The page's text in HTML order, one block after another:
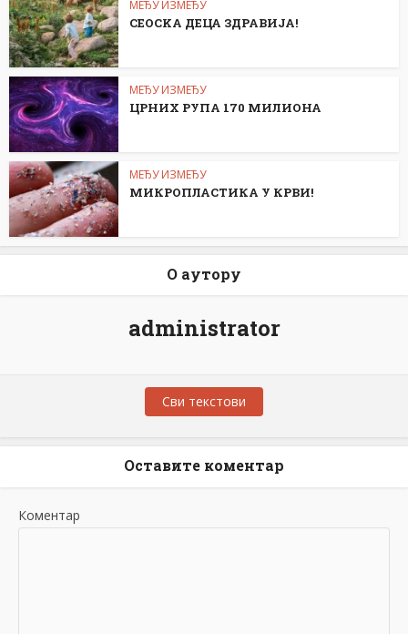
МЕЂУ ИЗМЕЂУ
СЕОСKА ДЕЦА ЗДРАВИЈА!
МЕЂУ ИЗМЕЂУ
ЦРНИХ РУПА 170 МИЛИОНА
МЕЂУ ИЗМЕЂУ
МИКРОПЛАСТИКА У КРВИ!
О аутору
administrator
Сви текстови
Оставите коментар
Коментар